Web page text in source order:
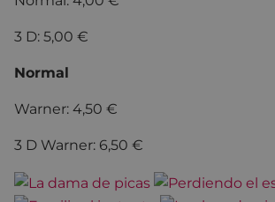
3 D: 5,00 €
Normal
Warner: 4,50 €
3 D Warner: 6,50 €